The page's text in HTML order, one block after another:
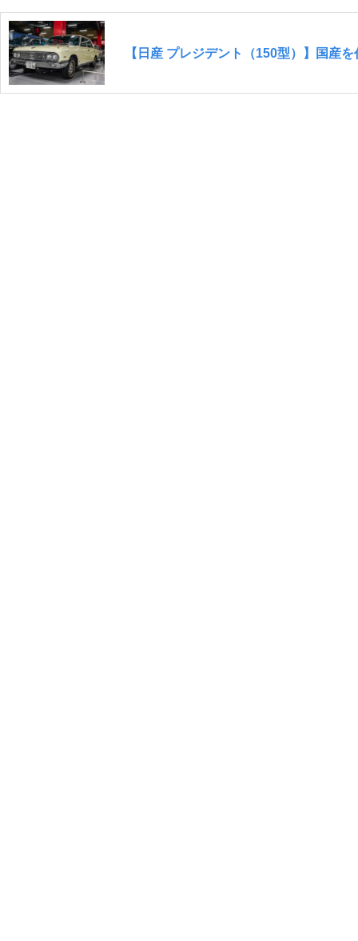
【日産 プレジデント（150型）】国産